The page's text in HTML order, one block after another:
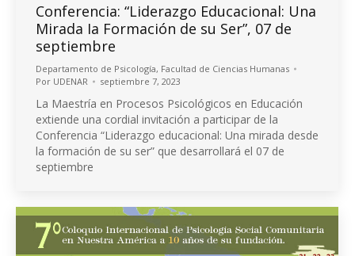
Conferencia: “Liderazgo Educacional: Una
Mirada Ia Formación de su Ser”, 07 de
septiembre
Departamento de Psicología, Facultad de Ciencias Humanas
Por UDENAR septiembre 7, 2023
La Maestría en Procesos Psicológicos en Educación
extiende una cordial invitación a participar de la
Conferencia “Liderazgo educacional: Una mirada desde
la formación de su ser” que desarrollará el 07 de
septiembre